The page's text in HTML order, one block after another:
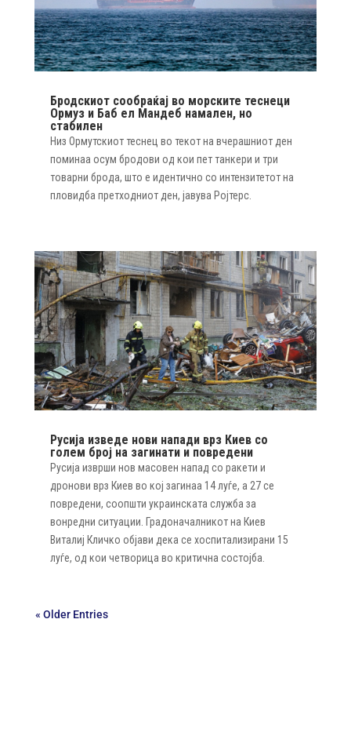
Бродскиот сообраќај во морските теснеци
Ормуз и Баб ел Мандеб намален, но
стабилен
Низ Ормутскиот теснец во текот на вчерашниот ден
поминаа осум бродови од кои пет танкери и три
товарни брода, што е идентично со интензитетот на
пловидба претходниот ден, јавува Ројтерс.
Русија изведе нови напади врз Киев со
голем број на загинати и повредени
Русија изврши нов масовен напад со ракети и
дронови врз Киев во кој загинаа 14 луѓе, а 27 се
повредени, соопшти украинската служба за
вонредни ситуации. Градоначалникот на Киев
Виталиј Кличко објави дека се хоспитализирани 15
луѓе, од кои четворица во критична состојба.
« Older Entries